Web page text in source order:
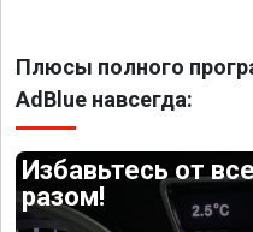
Плюсы полного
AdBlue навсегда:
Избавьтесь от
разом!